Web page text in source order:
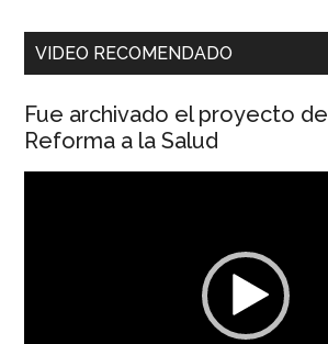
VIDEO RECOMENDADO
Fue archivado el proyecto
Reforma a la Salud